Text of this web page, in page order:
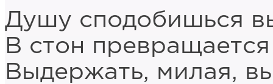
Душу сподобишься
В стон превращается
Выдержать, милая,